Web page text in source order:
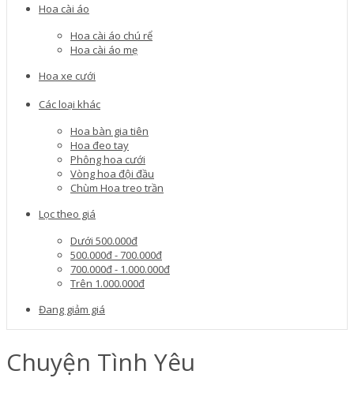
Hoa cài áo
Hoa cài áo chú rể
Hoa cài áo mẹ
Hoa xe cưới
Các loại khác
Hoa bàn gia tiên
Hoa đeo tay
Phông hoa cưới
Vòng hoa đội đầu
Chùm Hoa treo trần
Lọc theo giá
Dưới 500.000đ
500.000đ - 700.000đ
700.000đ - 1.000.000đ
Trên 1.000.000đ
Đang giảm giá
Chuyện Tình Yêu